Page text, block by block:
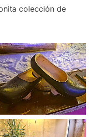
colección de